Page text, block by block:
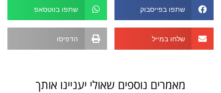
שתפו בפייסבוק שתפו בווטסאפ
שלחו במייל הדפיסו
מאמרים נוספים שאולי יעניינו אותך